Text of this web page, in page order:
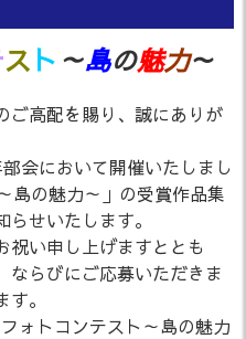
ス ト ～島の魅力～
ご高配を賜り、誠にありが
会において開催いたしまし
島の魅力～」の受賞作品集
せいたします。
祝い申し上げますととも
ならびにご応募いただきま
。
ォトコンテスト～島の魅力